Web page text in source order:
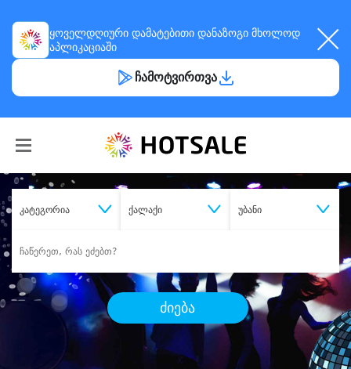
ყოველდღიური დამატებითი დანაზოგი მხოლოდ
აპლიკაციაში
ჩამოტვირთვა
კატეგორია ქალაქი უბანი
ძიება
შეიძინე
სასურველი მომსახურება
დიდი დანაზოგით